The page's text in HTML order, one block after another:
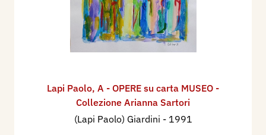
Lapi Paolo, A - OPERE su carta MUSEO -
Collezione Arianna Sartori
(Lapi Paolo) Giardini - 1991